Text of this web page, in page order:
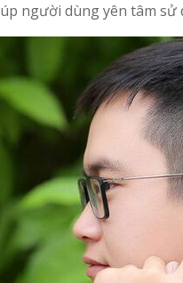
người dùng yên tâm sử